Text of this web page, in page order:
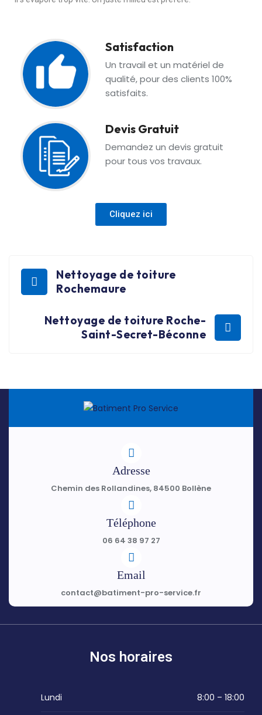
Satisfaction
Un travail et un matériel de
qualité, pour des clients 100%
satisfaits.
Devis Gratuit
Demandez un devis gratuit
pour tous vos travaux.
Cliquez ici
Nettoyage de toiture
Rochemaure
Nettoyage de toiture Roche-
Saint-Secret-Béconne
Adresse
Chemin des Rollandines, 84500 Bollène
Téléphone
06 64 38 97 27
Email
contact@batiment-pro-service.fr
Nos horaires
Lundi 8:00 – 18:00